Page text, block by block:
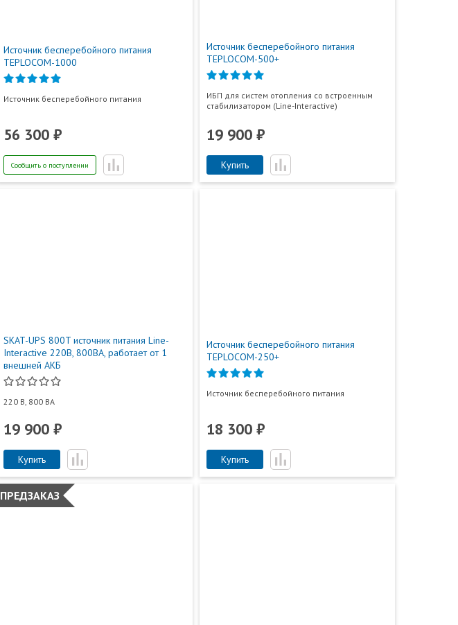
Источник бесперебойного питания
TEPLOCOM-1000
Источник бесперебойного питания
56 300 ₽
Сообщить о поступлении
Источник бесперебойного питания
TEPLOCOM-500+
ИБП для систем отопления со встроенным
стабилизатором (Line-Interactive)
19 900 ₽
Купить
SKAT-UPS 800T источник питания Line-
Interactive 220В, 800ВА, работает от 1
внешней АКБ
220 В, 800 ВА
19 900 ₽
Купить
Источник бесперебойного питания
TEPLOCOM-250+
Источник бесперебойного питания
18 300 ₽
Купить
ПРЕДЗАКАЗ